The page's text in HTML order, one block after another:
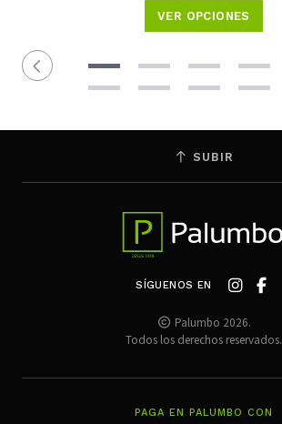
VER OPCIONES
SUBIR
SÍGUENOS EN
Palumbo 2026.
Todos los derechos reservados.
PAGA EN PALUMBO CON